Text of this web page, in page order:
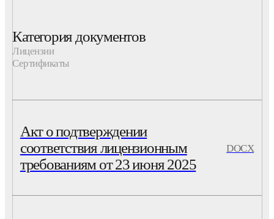
Категория документов
Лицензии
Сертификаты
Акт о подтверждении
соответствия лицензионным
требованиям от 23 июня 2025
DOCX